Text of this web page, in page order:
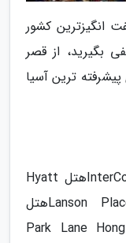
انگیزترین کشور
بگیرید، از قصر
ترین آسیا
هتل Iconهتل InterContinental Hong Kongهتل Hyatt
Regency Sha Tinهتل Lanson Place Hotelهتل
Mandarin Orientalهتل Airbnbهتل Park Lane Hong